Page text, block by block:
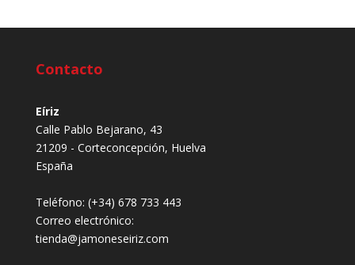
Contacto
Eíriz
Calle Pablo Bejarano, 43
21209 - Corteconcepción, Huelva
España
Teléfono: (+34) 678 733 443
Correo electrónico:
tienda@jamoneseiriz.com